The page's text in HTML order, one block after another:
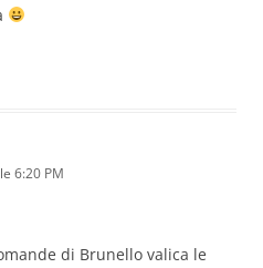
6:20 PM
di Brunello valica le